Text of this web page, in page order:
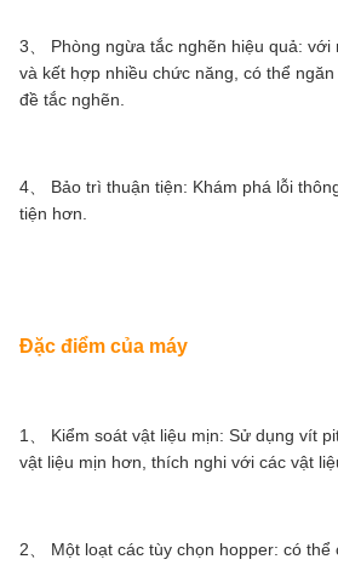
3、 Phòng ngừa tắc nghẽn hiệu quả: với
và kết hợp nhiều chức năng, có thể
đề tắc nghẽn.
4、 Bảo trì thuận tiện: Khám phá lỗi
tiện hơn.
Đặc điểm của máy
1、 Kiểm soát vật liệu mịn: Sử dụng vít
vật liệu mịn hơn, thích nghi với các vật
2、 Một loạt các tùy chọn hopper: có thể